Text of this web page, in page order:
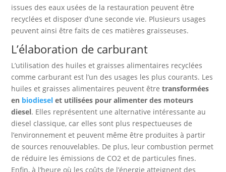
issues des eaux usées de la restauration peuvent être
recyclées et disposer d’une seconde vie. Plusieurs usages
peuvent ainsi être faits de ces matières graisseuses.
L’élaboration de carburant
L’utilisation des huiles et graisses alimentaires recyclées
comme carburant est l’un des usages les plus courants. Les
huiles et graisses alimentaires peuvent êtretransformées
en biodiesel et utilisées pour alimenter des moteurs
diesel. Elles représentent une alternative intéressante au
diesel classique, car elles sont plus respectueuses de
l’environnement et peuvent même être produites à partir
de sources renouvelables. De plus, leur combustion permet
de réduire les émissions de CO2 et de particules fines.
Enfin, à l’heure où les coûts de l’énergie atteignent des